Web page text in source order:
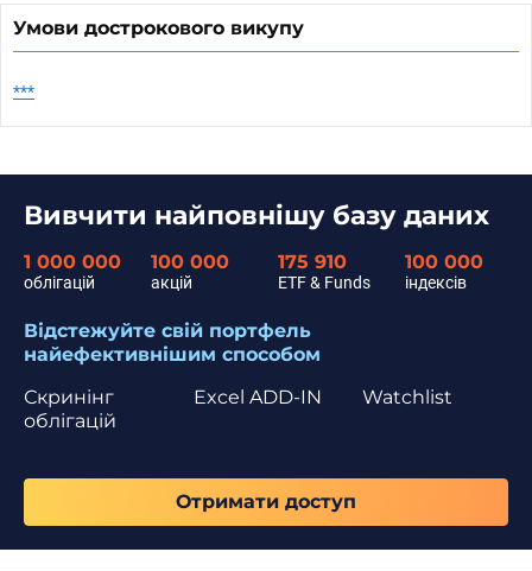
Умови дострокового викупу
***
Вивчити найповнішу базу даних
1 000 000
облігацій
100 000
акцій
175 910
ETF & Funds
100 000
індексів
Відстежуйте свій портфель
найефективнішим способом
Скринінг
облігацій
Watchlist
Excel ADD-IN
Отримати доступ